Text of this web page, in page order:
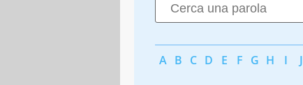
A B C D E F G H I J